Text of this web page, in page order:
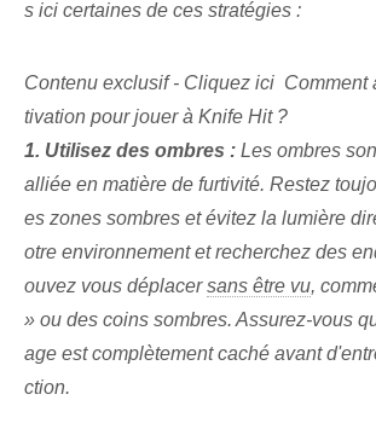
s ici certaines de ces stratégies :
Contenu exclusif - Cliquez ici Comment
tivation pour jouer à Knife Hit ?
1. Utilisez des ombres : Les ombres
alliée en matière de furtivité. Restez
es zones sombres et évitez la lumière
otre environnement et recherchez des
ouvez vous déplacersans être vu,⁣
» ou des coins sombres. ‍Assurez-vous
age est complètement caché avant
ction.